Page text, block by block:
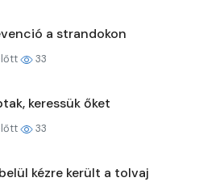
a strandokon
33
keressük őket
33
kézre került a tolvaj